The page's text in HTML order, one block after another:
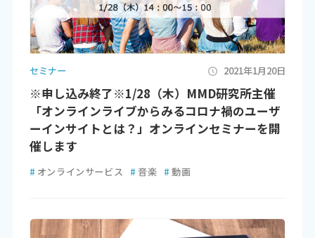
セミナー 2021年1月20日
※申し込み終了※1/28（木）MMD研究所主催
「オンラインライブからみるコロナ禍のユーザ
ーインサイトとは？」オンラインセミナーを開
催します
# オンラインサービス # 音楽 # 動画